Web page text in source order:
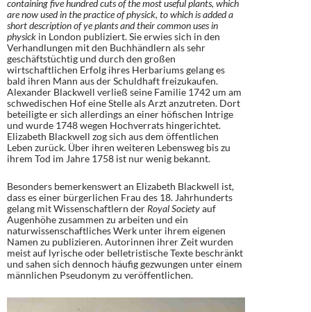
containing five hundred cuts of the most useful plants, which
are now used in the practice of physick, to which is added a
short description of ye plants and their common uses in
physick in London publiziert. Sie erwies sich in den
Verhandlungen mit den Buchhändlern als sehr
geschäftstüchtig und durch den großen
wirtschaftlichen Erfolg ihres Herbariums gelang es
bald ihren Mann aus der Schuldhaft freizukaufen.
Alexander Blackwell verließ seine Familie 1742 um am
schwedischen Hof eine Stelle als Arzt anzutreten. Dort
beteiligte er sich allerdings an einer höfischen Intrige
und wurde 1748 wegen Hochverrats hingerichtet.
Elizabeth Blackwell zog sich aus dem öffentlichen
Leben zurück. Über ihren weiteren Lebensweg bis zu
ihrem Tod im Jahre 1758 ist nur wenig bekannt.
Besonders bemerkenswert an Elizabeth Blackwell ist,
dass es einer bürgerlichen Frau des 18. Jahrhunderts
gelang mit Wissenschaftlern der Royal Societyauf
Augenhöhe zusammen zu arbeiten und ein
naturwissenschaftliches Werk unter ihrem eigenen
Namen zu publizieren. Autorinnen ihrer Zeit wurden
meist auf lyrische oder belletristische Texte beschränkt
und sahen sich dennoch häufig gezwungen unter einem
männlichen Pseudonym zu veröffentlichen.